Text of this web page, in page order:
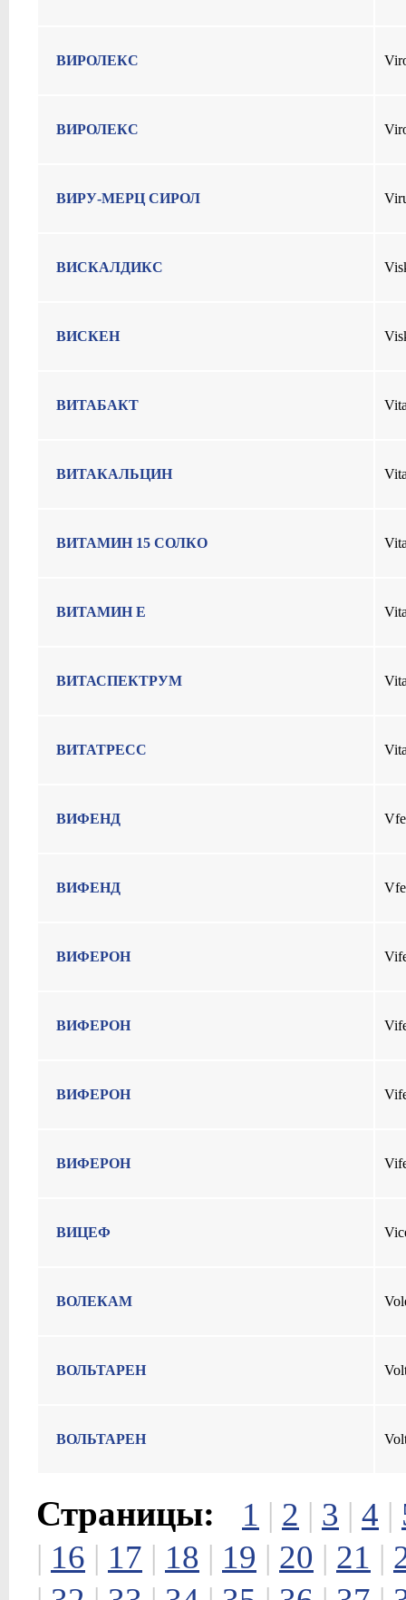
ВИРОЛЕКС
ВИРОЛЕКС
ВИРУ-МЕРЦ СИРОЛ
ВИСКАЛДИКС
ВИСКЕН
ВИТАБАКТ
ВИТАКАЛЬЦИН
ВИТАМИН 15 СОЛКО
ВИТАМИН E
ВИТАСПЕКТРУМ
ВИТАТРЕСС
ВИФЕНД
ВИФЕНД
ВИФЕРОН
ВИФЕРОН
ВИФЕРОН
ВИФЕРОН
ВИЦЕФ
ВОЛЕКАМ
ВОЛЬТАРЕН
ВОЛЬТАРЕН
Страницы: 1 | 2 | 3 | 4 |
| 16 | 17 | 18 | 19 | 20 | 21 |